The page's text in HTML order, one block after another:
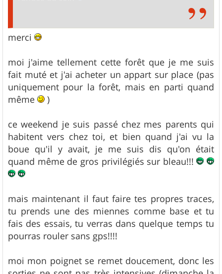
merci
moi j'aime tellement cette forêt que je me suis
fait muté et j'ai acheter un appart sur place (pas
uniquement pour la forêt, mais en parti quand
même
)
ce weekend je suis passé chez mes parents qui
habitent vers chez toi, et bien quand j'ai vu la
boue qu'il y avait, je me suis dis qu'on était
quand même de gros privilégiés sur bleau!!!
mais maintenant il faut faire tes propres traces,
tu prends une des miennes comme base et tu
fais des essais, tu verras dans quelque temps tu
pourras rouler sans gps!!!!
moi mon poignet se remet doucement, donc les